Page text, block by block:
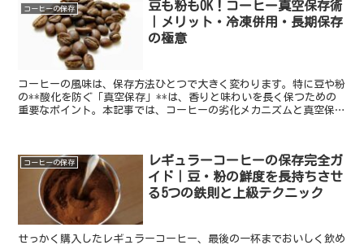
コーヒーの保存
豆も粉もOK！コーヒー真空保存術
｜メリット・冷凍併用・長期保存
の極意
コーヒーの風味は、保存方法ひとつで大きく変わります。特に豆や粉
の**酸化を防ぐ「真空保存」**は、香りと味わいを長く保つための
重要なポイント。本記事では、コーヒーの劣化メカニズムと真空保存
コーヒーの保存
レギュラーコーヒーの保存完全ガ
イド｜豆・粉の鮮度を長持ちさせ
る5つの鉄則と上級テクニック
せっかく購入したレギュラーコーヒー、最後の一杯までおいしく飲め